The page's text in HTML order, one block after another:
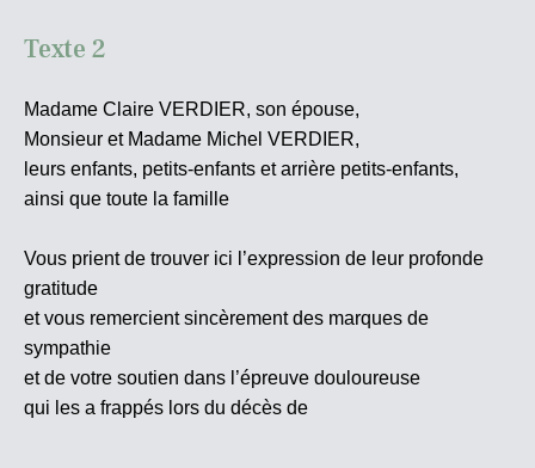
Texte 2
Madame Claire VERDIER, son épouse,
Monsieur et Madame Michel VERDIER,
leurs enfants, petits-enfants et arrière petits-enfants,
ainsi que toute la famille
Vous prient de trouver ici l’expression de leur profonde
gratitude
et vous remercient sincèrement des marques de
sympathie
et de votre soutien dans l’épreuve douloureuse
qui les a frappés lors du décès de